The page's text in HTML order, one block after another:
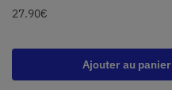
27.90€
Ajouter au panier